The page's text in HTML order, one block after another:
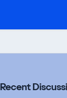
Recent